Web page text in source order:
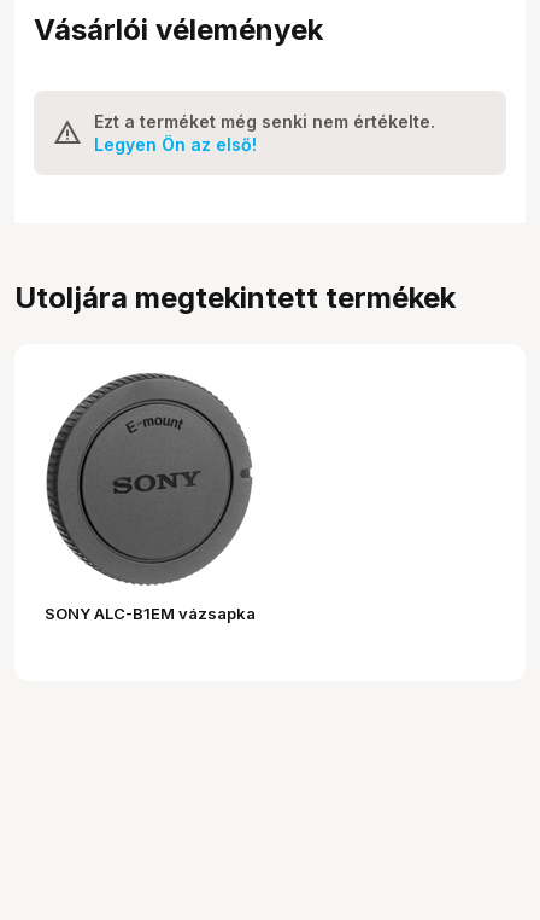
Vásárlói vélemények
Ezt a terméket még senki nem értékelte.
Legyen Ön az első!
Utoljára megtekintett termékek
SONY ALC-B1EM vázsapka